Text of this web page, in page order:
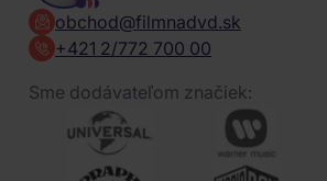
obchod@filmnadvd.sk
+421 2/772 700 00
Sme dodávateľom značiek: